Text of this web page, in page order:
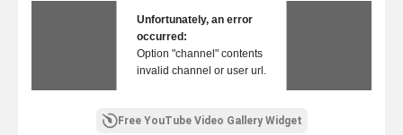
Unfortunately, an error
occurred:
Option "channel" contents
invalid channel or user url.
Free YouTube Video Gallery Widget